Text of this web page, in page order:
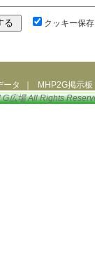
クッキー保存
ータ
MHP2G掲示板
G広場All Rights